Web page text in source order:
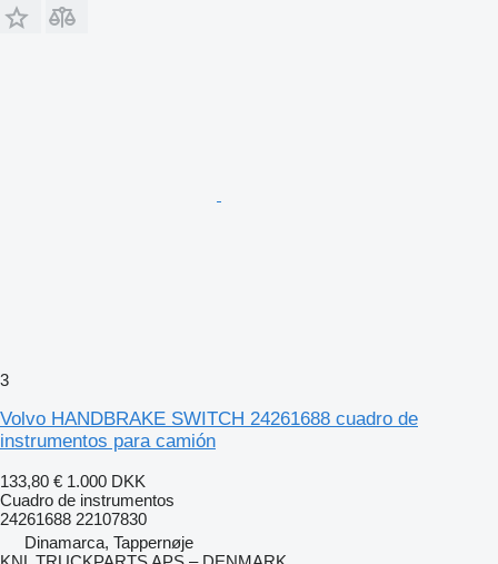
3
Volvo HANDBRAKE SWITCH 24261688 cuadro de
instrumentos para camión
133,80 € 1.000 DKK
Cuadro de instrumentos
24261688 22107830
Dinamarca, Tappernøje